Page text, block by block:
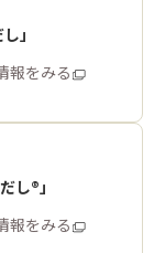
」
報をみる
し®」
報をみる